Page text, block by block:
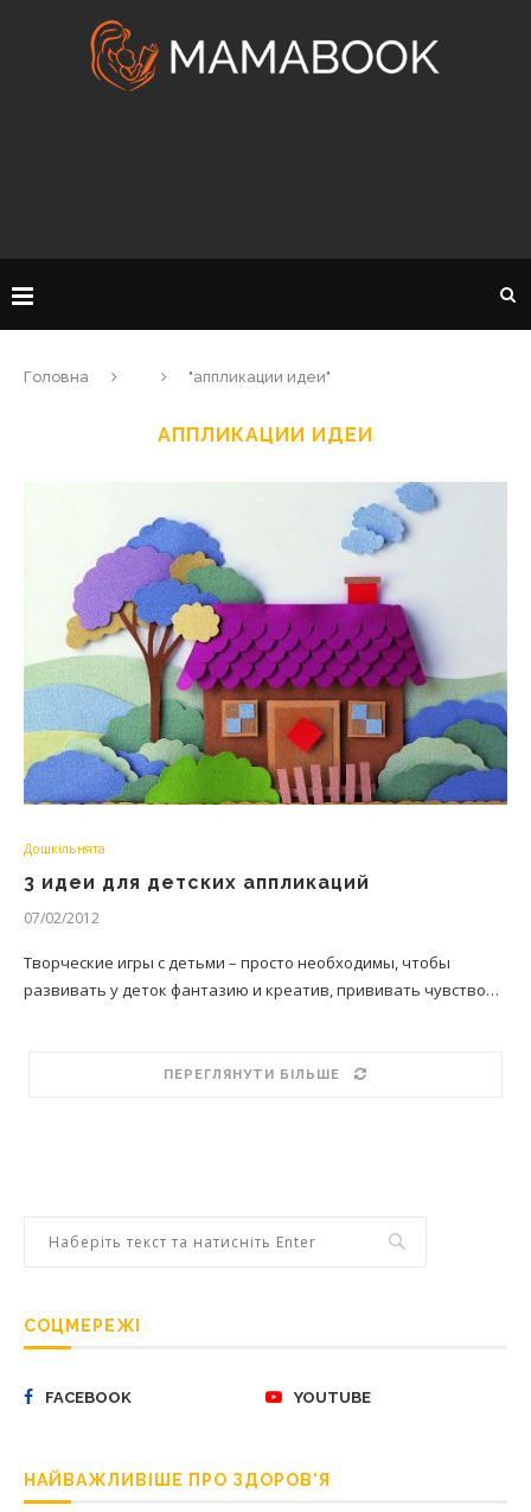
Головна "аппликации идеи"
АППЛИКАЦИИ ИДЕИ
Дошкільнята
3 идеи для детских аппликаций
07/02/2012
Творческие игры с детьми – просто необходимы, чтобы
развивать у деток фантазию и креатив, прививать чувство…
ПЕРЕГЛЯНУТИ БІЛЬШЕ
СОЦМЕРЕЖІ
FACEBOOK YOUTUBE
НАЙВАЖЛИВІШЕ ПРО ЗДОРОВ’Я